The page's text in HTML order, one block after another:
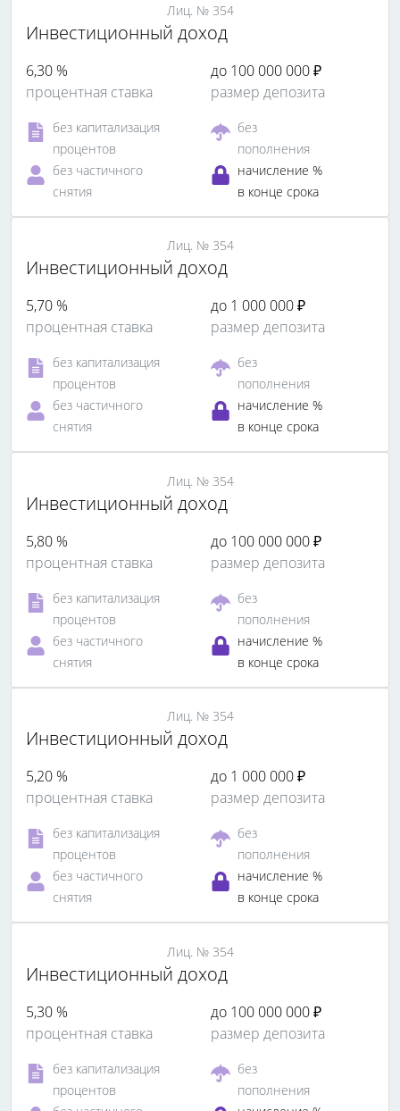
Лиц. № 354
Инвестиционный доход
6,30 %
процентная ставка
до 100 000 000 ₽
размер депозита
без капитализация
процентов
без
пополнения
без частичного
снятия
начисление %
в конце срока
Лиц. № 354
Инвестиционный доход
5,70 %
процентная ставка
до 1 000 000 ₽
размер депозита
без капитализация
процентов
без
пополнения
без частичного
снятия
начисление %
в конце срока
Лиц. № 354
Инвестиционный доход
5,80 %
процентная ставка
до 100 000 000 ₽
размер депозита
без капитализация
процентов
без
пополнения
без частичного
снятия
начисление %
в конце срока
Лиц. № 354
Инвестиционный доход
5,20 %
процентная ставка
до 1 000 000 ₽
размер депозита
без капитализация
процентов
без
пополнения
без частичного
снятия
начисление %
в конце срока
Лиц. № 354
Инвестиционный доход
5,30 %
процентная ставка
до 100 000 000 ₽
размер депозита
без капитализация
процентов
без
пополнения